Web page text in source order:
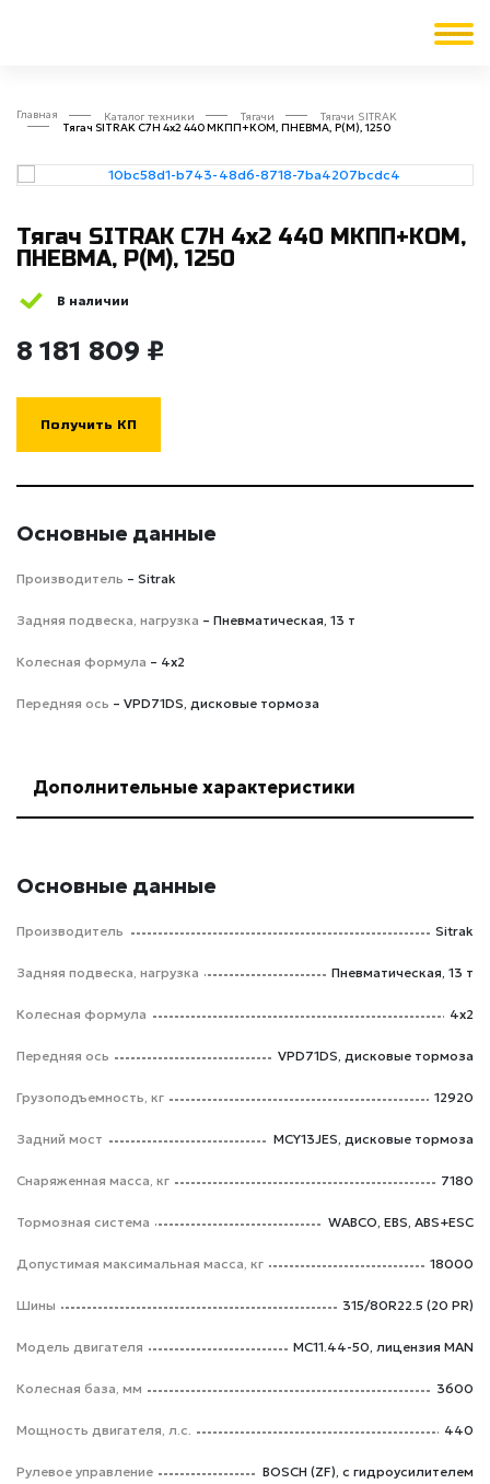
Главная Каталог техники Тягачи Тягачи SITRAK
Тягач SITRAK C7H 4x2 440 МКПП+КОМ, ПНЕВМА, Р(М), 1250
Тягач SITRAK C7H 4x2 440 МКПП+КОМ,
ПНЕВМА, Р(М), 1250
В наличии
8 181 809 ₽
Получить КП
Основные данные
Производитель – Sitrak
Задняя подвеска, нагрузка – Пневматическая, 13 т
Колесная формула – 4х2
Передняя ось – VPD71DS, дисковые тормоза
Дополнительные характеристики
Основные данные
Производитель Sitrak
Задняя подвеска, нагрузка Пневматическая, 13 т
Колесная формула 4х2
Передняя ось VPD71DS, дисковые тормоза
Грузоподъемность, кг 12920
Задний мост MCY13JES, дисковые тормоза
Снаряженная масса, кг 7180
Тормозная система WABCO, EBS, ABS+ESC
Допустимая максимальная масса, кг 18000
Шины 315/80R22.5 (20 PR)
Модель двигателя MC11.44-50, лицензия MAN
Колесная база, мм 3600
Мощность двигателя, л.с. 440
Рулевое управление BOSCH (ZF), с гидроусилителем